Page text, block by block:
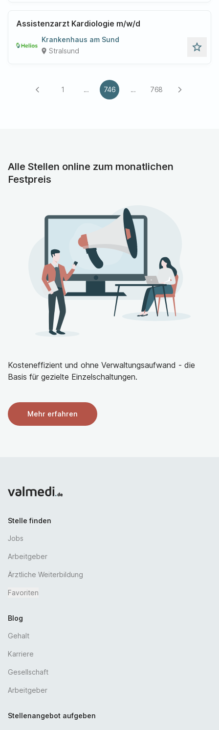
Assistenzarzt Kardiologie m/w/d
Krankenhaus am Sund
place Stralsund star_outline
arrow_back_ios 1 ... 746 ... 768 arrow_forward_ios
Alle Stellen online zum monatlichen
Festpreis
Kosteneffizient und ohne Verwaltungsaufwand - die
Basis für gezielte Einzelschaltungen.
Mehr erfahren
Stelle finden
Jobs
Arbeitgeber
Ärztliche Weiterbildung
Favoriten
Blog
Gehalt
Karriere
Gesellschaft
Arbeitgeber
Stellenangebot aufgeben